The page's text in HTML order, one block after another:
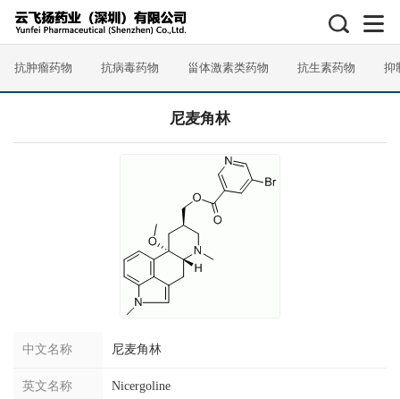
抗肿瘤药物 抗病毒药物 甾体激素类药物 抗生素药物 抑
尼麦角林
中文名称 尼麦角林
英文名称 Nicergoline